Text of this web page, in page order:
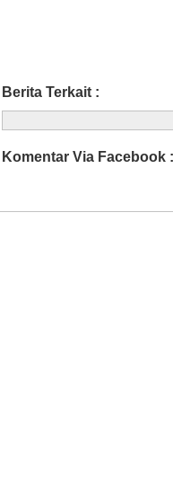
Berita Terkait :
Komentar Via Facebook :